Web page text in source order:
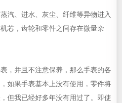
、进水、灰尘、纤维等异物进入
芯，齿轮和零件之间存在微量杂
并且不注意保养，那么手表的各
如果手表基本上没有使用，零件将
但我已经好多年没有用过了。即使